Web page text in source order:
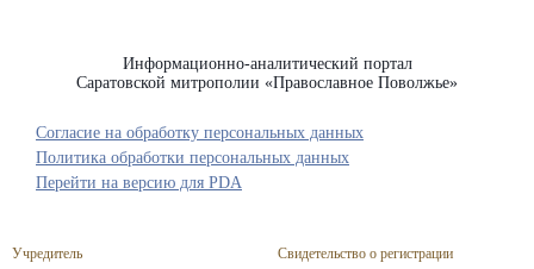
Информационно-аналитический портал
Саратовской митрополии «Православное Поволжье»
Учредитель
Свидетельство о регистрации
Согласие на обработку персональных данных
Политика обработки персональных данных
Перейти на версию для PDA